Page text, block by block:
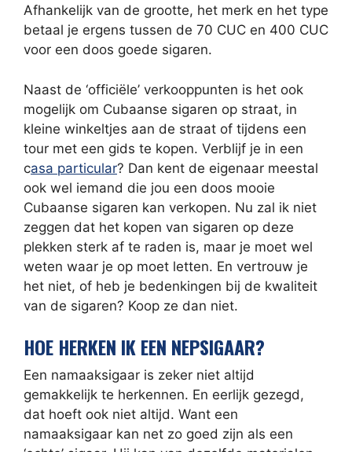
Afhankelijk van de grootte, het merk en het type
betaal je ergens tussen de 70 CUC en 400 CUC
voor een doos goede sigaren.
Naast de ‘officiële’ verkooppunten is het ook
mogelijk om Cubaanse sigaren op straat, in
kleine winkeltjes aan de straat of tijdens een
tour met een gids te kopen. Verblijf je in een
casa particular? Dan kent de eigenaar meestal
ook wel iemand die jou een doos mooie
Cubaanse sigaren kan verkopen. Nu zal ik niet
zeggen dat het kopen van sigaren op deze
plekken sterk af te raden is, maar je moet wel
weten waar je op moet letten. En vertrouw je
het niet, of heb je bedenkingen bij de kwaliteit
van de sigaren? Koop ze dan niet.
HOE HERKEN IK EEN NEPSIGAAR?
Een namaaksigaar is zeker niet altijd
gemakkelijk te herkennen. En eerlijk gezegd,
dat hoeft ook niet altijd. Want een
namaaksigaar kan net zo goed zijn als een